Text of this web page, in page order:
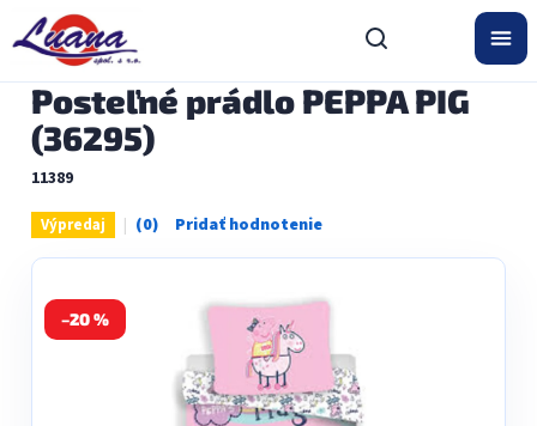
obsah
Posteľné prádlo PEPPA PIG
(36295)
11389
Výpredaj
Priemerné
hodnotenie
hviezdičiek.
–20 %